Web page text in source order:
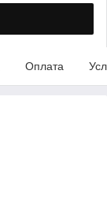
Оплата